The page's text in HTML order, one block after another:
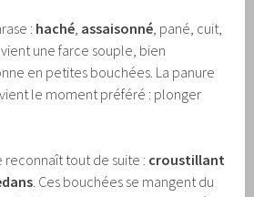
: haché, assaisonné, pané, cuit,
une farce souple, bien
en petites bouchées. La panure
le moment préféré : plonger
reconnaît tout de suite : croustillant
. Ces bouchées se mangent du